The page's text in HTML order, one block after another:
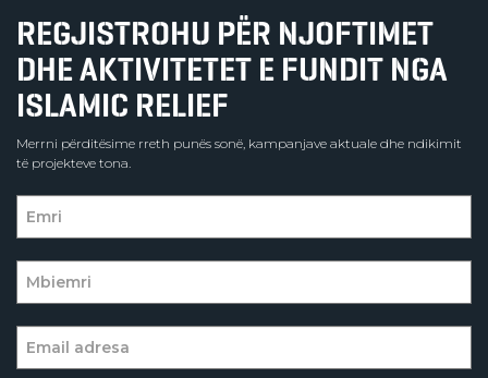
REGJISTROHU PËR NJOFTIMET
DHE AKTIVITETET E FUNDIT NGA
ISLAMIC RELIEF
Merrni përditësime rreth punës sonë, kampanjave aktuale dhe ndikimit
të projekteve tona.